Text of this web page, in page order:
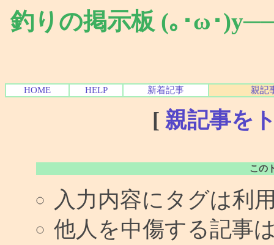
釣りの掲示板 (｡･ω･
HOME HELP 新着記事 親記
[ 親記事を
この
入力内容にタグは利
他人を中傷する記事